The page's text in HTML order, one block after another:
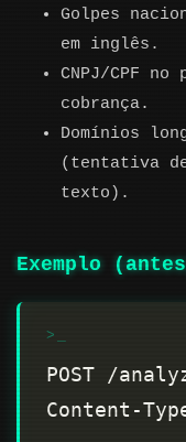
Golpes
em inglês.
CNPJ/CPF
cobrança.
Domínios
(tentativa
texto).
Exemplo